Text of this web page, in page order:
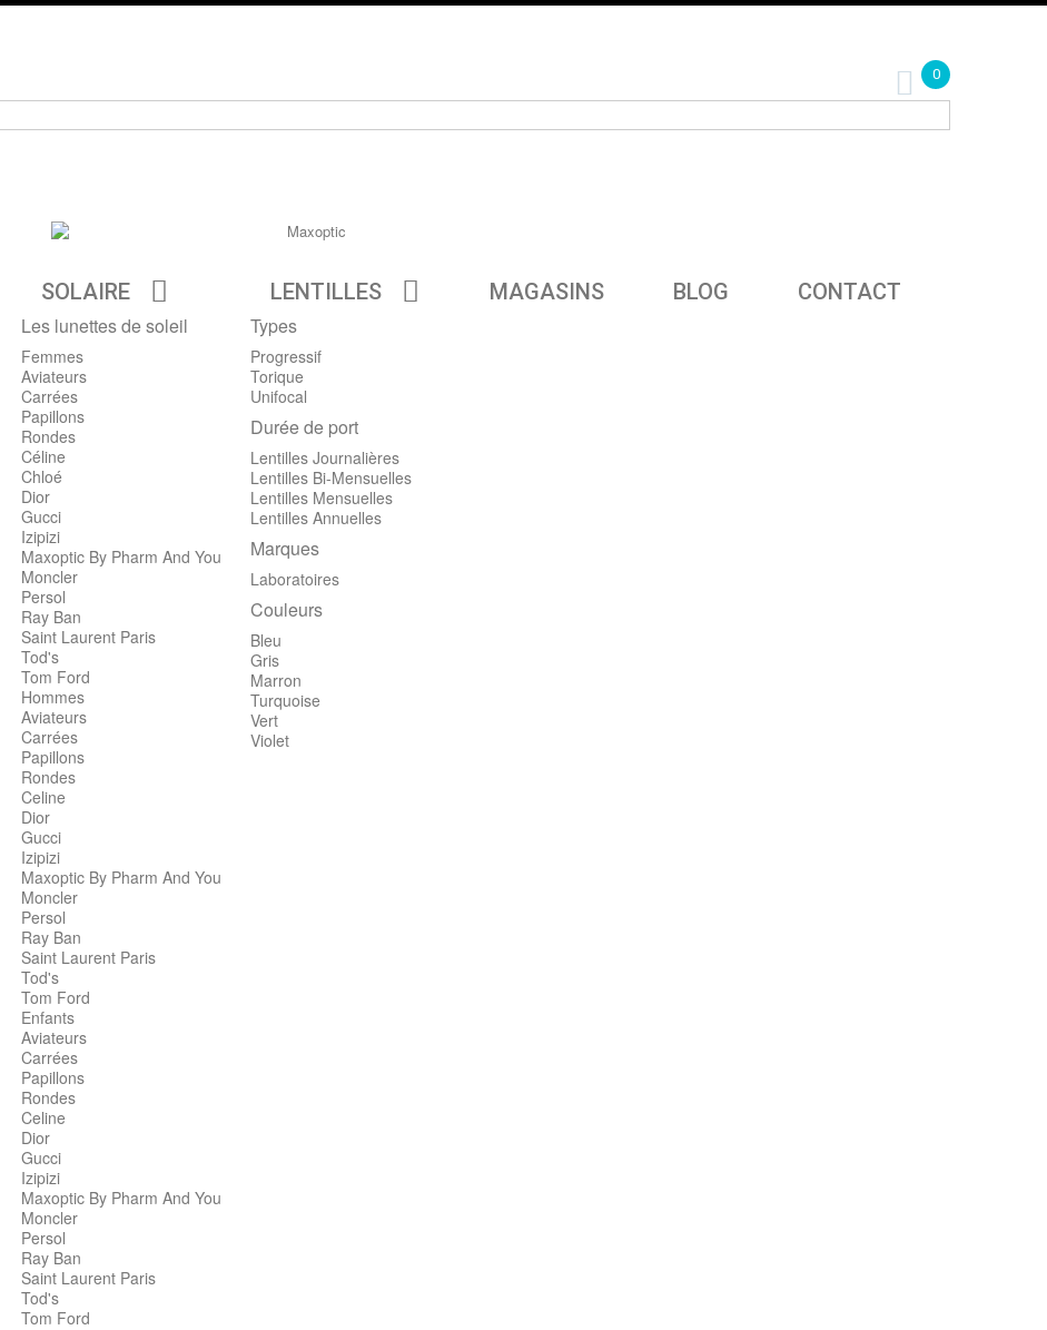
0
SOLAIRE
Les lunettes de soleil
Femmes
Aviateurs
Carrées
Papillons
Rondes
Céline
Chloé
Dior
Gucci
Izipizi
Maxoptic By Pharm And You
Moncler
Persol
Ray Ban
Saint Laurent Paris
Tod's
Tom Ford
Hommes
Aviateurs
Carrées
Papillons
Rondes
Celine
Dior
Gucci
Izipizi
Maxoptic By Pharm And You
Moncler
Persol
Ray Ban
Saint Laurent Paris
Tod's
Tom Ford
Enfants
Aviateurs
Carrées
Papillons
Rondes
Celine
Dior
Gucci
Izipizi
Maxoptic By Pharm And You
Moncler
Persol
Ray Ban
Saint Laurent Paris
Tod's
Tom Ford
LENTILLES
Types
Progressif
Torique
Unifocal
Durée de port
Lentilles Journalières
Lentilles Bi-Mensuelles
Lentilles Mensuelles
Lentilles Annuelles
Marques
Laboratoires
Couleurs
Bleu
Gris
Marron
Turquoise
Vert
Violet
MAGASINS BLOG CONTACT